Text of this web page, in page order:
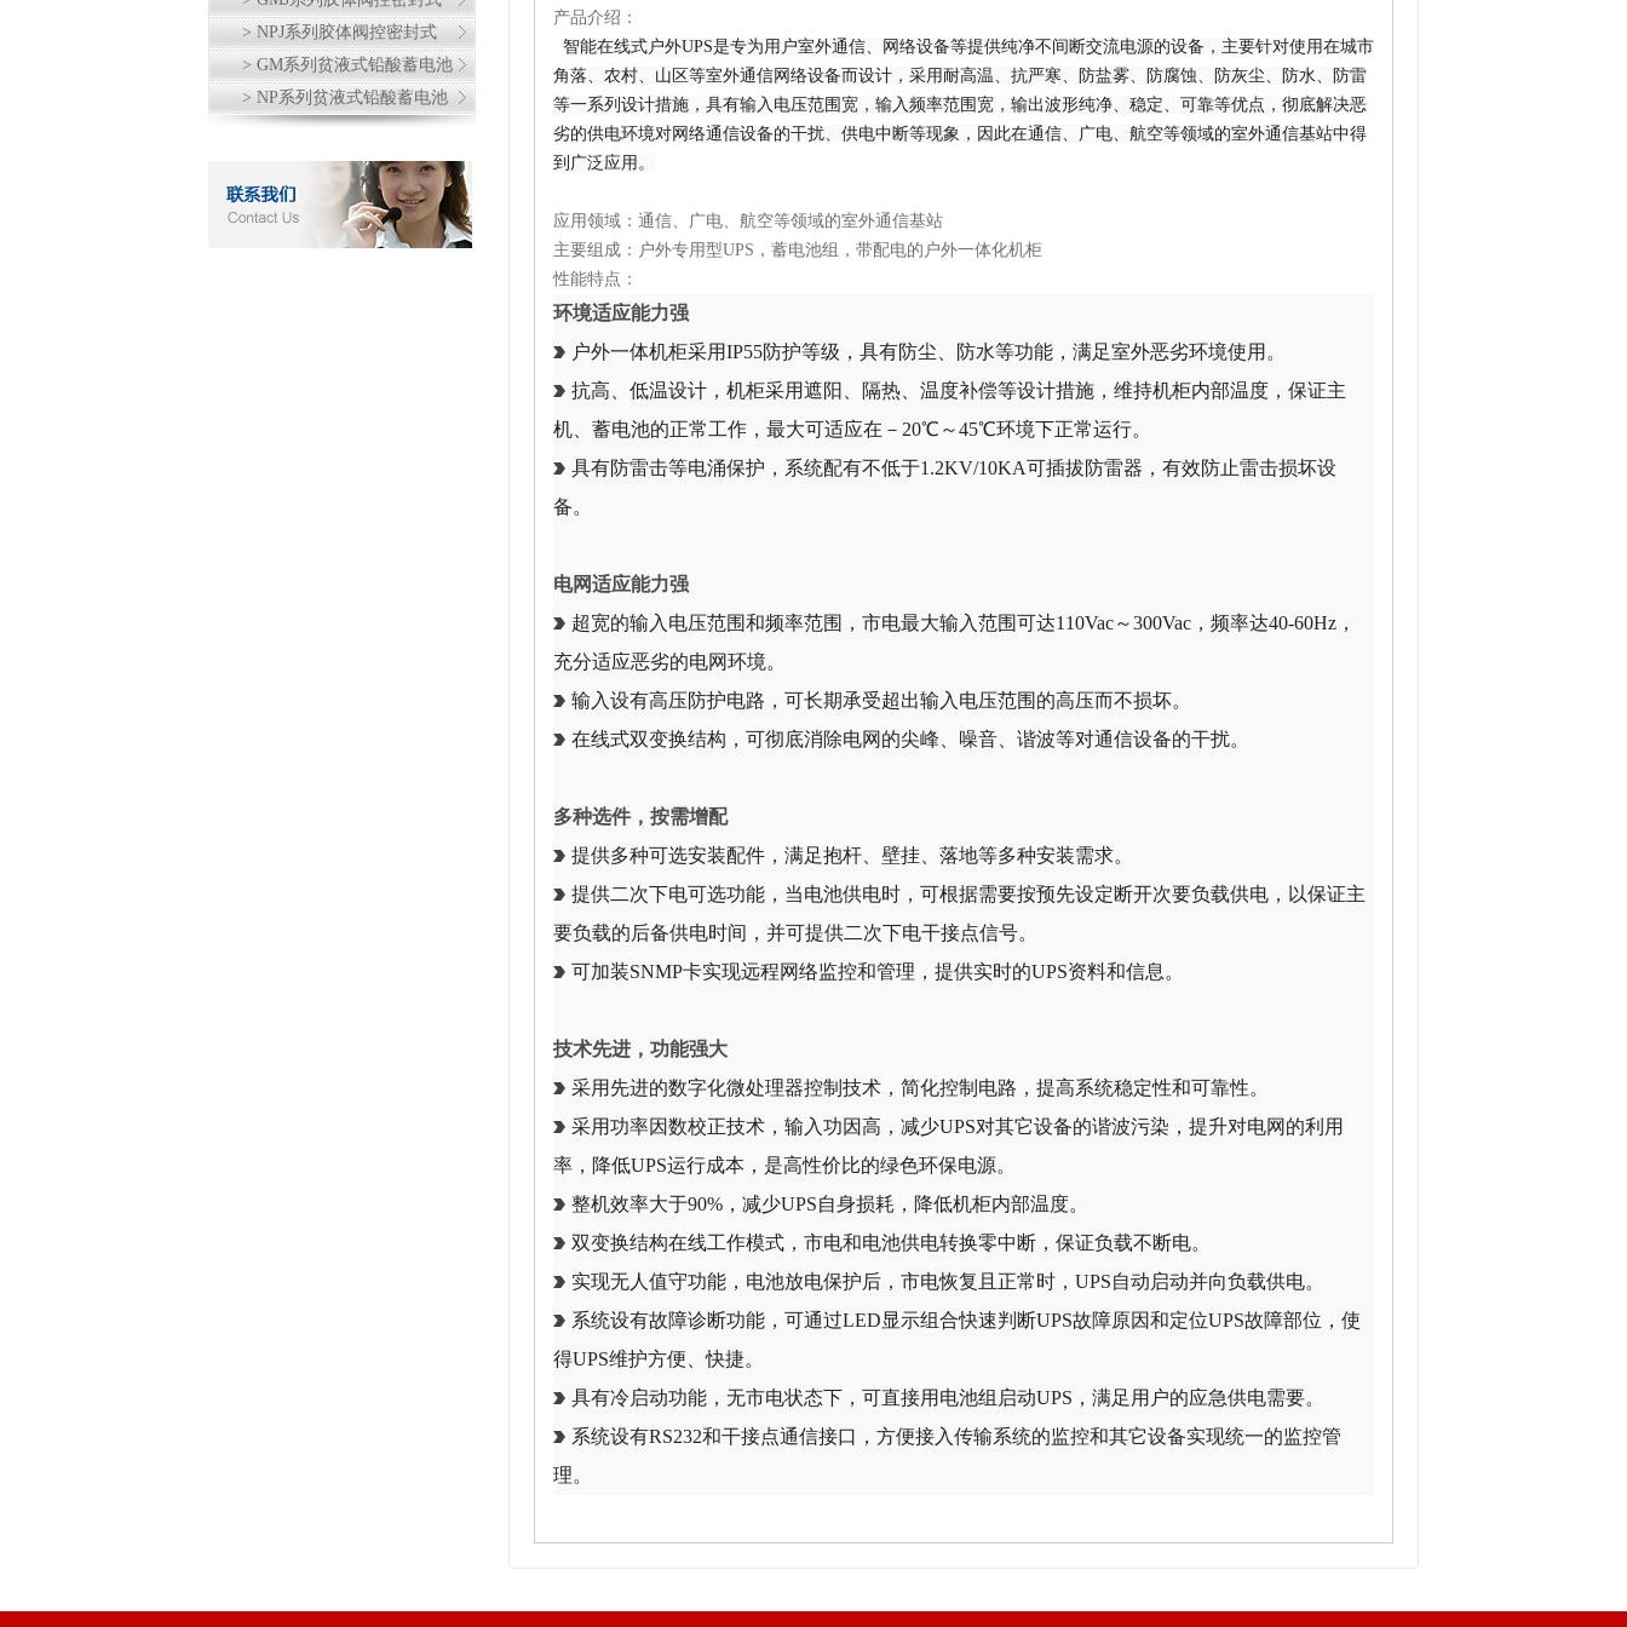
> NPJ系列胶体阀控密封式
> GM系列贫液式铅酸蓄电池
> NP系列贫液式铅酸蓄电池
产品介绍：
智能在线式户外UPS是专为用户室外通信、网络设备等提供纯净不间断交流电源的设备，主要针对使用在城市
角落、农村、山区等室外通信网络设备而设计，采用耐高温、抗严寒、防盐雾、防腐蚀、防灰尘、防水、防雷
等一系列设计措施，具有输入电压范围宽，输入频率范围宽，输出波形纯净、稳定、可靠等优点，彻底解决恶
劣的供电环境对网络通信设备的干扰、供电中断等现象，因此在通信、广电、航空等领域的室外通信基站中得
到广泛应用。
应用领域：通信、广电、航空等领域的室外通信基站
主要组成：户外专用型UPS，蓄电池组，带配电的户外一体化机柜
性能特点：
环境适应能力强
户外一体机柜采用IP55防护等级，具有防尘、防水等功能，满足室外恶劣环境使用。
抗高、低温设计，机柜采用遮阳、隔热、温度补偿等设计措施，维持机柜内部温度，保证主
机、蓄电池的正常工作，最大可适应在－20℃～45℃环境下正常运行。
具有防雷击等电涌保护，系统配有不低于1.2KV/10KA可插拔防雷器，有效防止雷击损坏设
备。
电网适应能力强
超宽的输入电压范围和频率范围，市电最大输入范围可达110Vac～300Vac，频率达40-60Hz，
充分适应恶劣的电网环境。
输入设有高压防护电路，可长期承受超出输入电压范围的高压而不损坏。
在线式双变换结构，可彻底消除电网的尖峰、噪音、谐波等对通信设备的干扰。
多种选件，按需增配
提供多种可选安装配件，满足抱杆、壁挂、落地等多种安装需求。
提供二次下电可选功能，当电池供电时，可根据需要按预先设定断开次要负载供电，以保证主
要负载的后备供电时间，并可提供二次下电干接点信号。
可加装SNMP卡实现远程网络监控和管理，提供实时的UPS资料和信息。
技术先进，功能强大
采用先进的数字化微处理器控制技术，简化控制电路，提高系统稳定性和可靠性。
采用功率因数校正技术，输入功因高，减少UPS对其它设备的谐波污染，提升对电网的利用
率，降低UPS运行成本，是高性价比的绿色环保电源。
整机效率大于90%，减少UPS自身损耗，降低机柜内部温度。
双变换结构在线工作模式，市电和电池供电转换零中断，保证负载不断电。
实现无人值守功能，电池放电保护后，市电恢复且正常时，UPS自动启动并向负载供电。
系统设有故障诊断功能，可通过LED显示组合快速判断UPS故障原因和定位UPS故障部位，使
得UPS维护方便、快捷。
具有冷启动功能，无市电状态下，可直接用电池组启动UPS，满足用户的应急供电需要。
系统设有RS232和干接点通信接口，方便接入传输系统的监控和其它设备实现统一的监控管
理。